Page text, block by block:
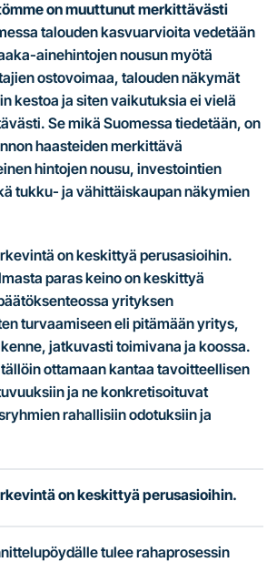
on muuttunut merkittävästi
talouden kasvuarvioita vedetään
ainehintojen nousun myötä
ostovoimaa, talouden näkymät
kestoa ja siten vaikutuksia ei vielä
Se mikä Suomessa tiedetään, on
haasteiden merkittävä
hintojen nousu, investointien
tukku- ja vähittäiskaupan näkymien
on keskittyä perusasioihin.
paras keino on keskittyä
yrityksen
turvaamiseen eli pitämään yritys,
jatkuvasti toimivana ja koossa.
ottamaan kantaa tavoitteellisen
ja ne konkretisoituvat
rahallisiin odotuksiin ja
on keskittyä perusasioihin.
tulee rahaprosessin